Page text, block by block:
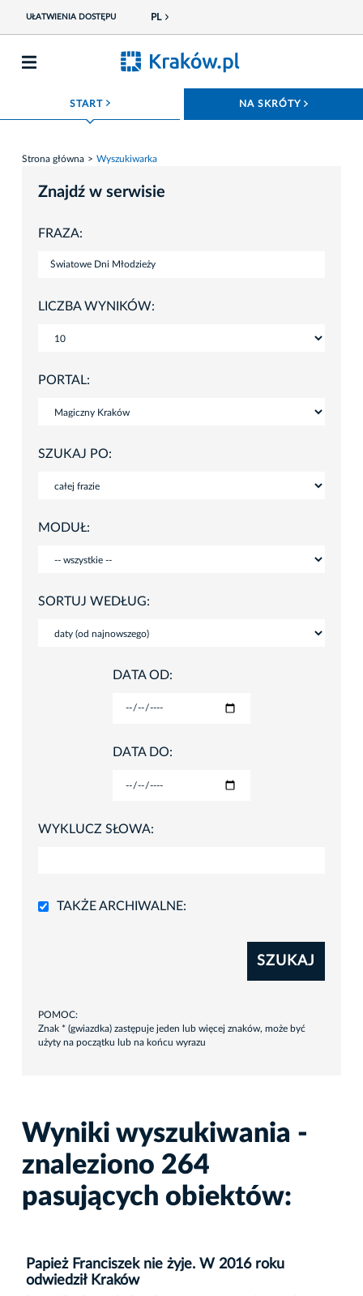
UŁATWIENIA DOSTĘPU PL
START ROZWIŃ MENU NA SKRÓTY
Strona główna Wyszukiwarka
Znajdź w serwisie
FRAZA:
LICZBA WYNIKÓW:
PORTAL:
SZUKAJ PO:
MODUŁ:
SORTUJ WEDŁUG:
DATA OD:
DATA DO:
WYKLUCZ SŁOWA:
TAKŻE ARCHIWALNE:
SZUKAJ
POMOC:
Znak * (gwiazdka) zastępuje jeden lub więcej znaków, może być
użyty na początku lub na końcu wyrazu
Wyniki wyszukiwania -
znaleziono 264
pasujących obiektów:
Papież Franciszek nie żyje. W 2016 roku
odwiedził Kraków